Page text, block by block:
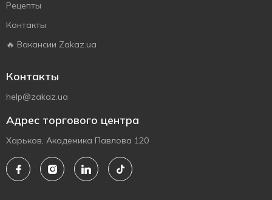
Рецепты
Контакты
🔥 Вакансии Zakaz.ua
Контакты
help@zakaz.ua
Адрес торгового центра
Харьков, Академика Павлова 120